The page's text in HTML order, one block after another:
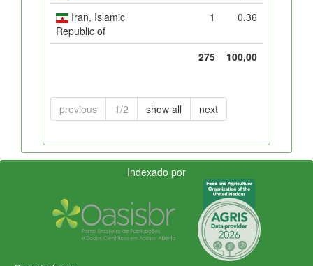
Iran, Islamic
Republic of
1 0,36
275 100,00
previous 1/2 show all next
Indexado por